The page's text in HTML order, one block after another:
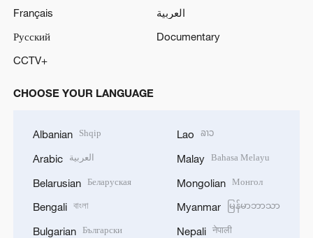
Français
العربية
Русский
Documentary
CCTV+
CHOOSE YOUR LANGUAGE
Albanian Shqip
Arabic العربية
Belarusian Беларуская
Bengali বাংলা
Bulgarian Български
Lao ລາວ
Malay Bahasa Melayu
Mongolian Монгол
Myanmar မြန်မာဘာသာ
Nepali नेपाली